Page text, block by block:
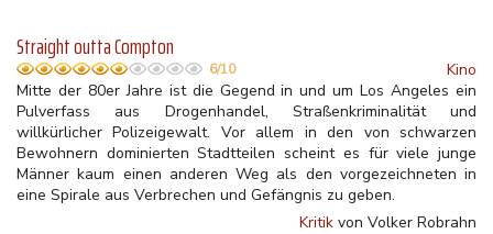
Straight outta Compton
6/10
Kino
Mitte der 80er Jahre ist die Gegend in und um Los Angeles ein
Pulverfass aus Drogenhandel, Straßenkriminalität und
willkürlicher Polizeigewalt. Vor allem in den von schwarzen
Bewohnern dominierten Stadtteilen scheint es für viele junge
Männer kaum einen anderen Weg als den vorgezeichneten in
eine Spirale aus Verbrechen und Gefängnis zu geben.
Kritik von Volker Robrahn